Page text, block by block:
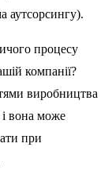
аутсорсингу).
процесу
компанії?
виробництва
і вона може
при